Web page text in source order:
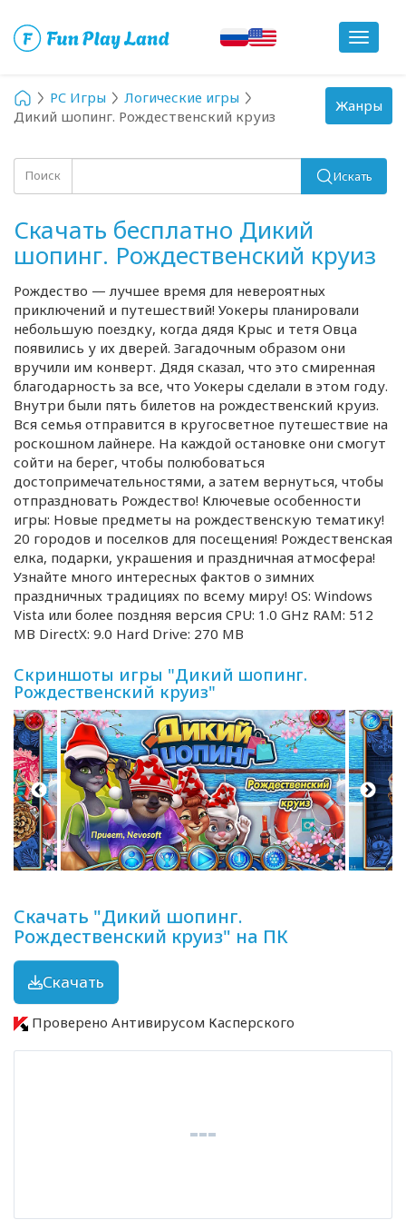
Toggle
PC Игры
Логические игры
Дикий шопинг. Рождественский круиз
Поиск Искать
Скачать бесплатно Дикий
шопинг. Рождественский круиз
Рождество — лучшее время для невероятных
приключений и путешествий! Уокеры планировали
небольшую поездку, когда дядя Крыс и тетя Овца
появились у их дверей. Загадочным образом они
вручили им конверт. Дядя сказал, что это смиренная
благодарность за все, что Уокеры сделали в этом году.
Внутри были пять билетов на рождественский круиз.
Вся семья отправится в кругосветное путешествие на
роскошном лайнере. На каждой остановке они смогут
сойти на берег, чтобы полюбоваться
достопримечательностями, а затем вернуться, чтобы
отпраздновать Рождество! Ключевые особенности
игры: Новые предметы на рождественскую тематику!
20 городов и поселков для посещения! Рождественская
елка, подарки, украшения и праздничная атмосфера!
Узнайте много интересных фактов о зимних
праздничных традициях по всему миру! OS: Windows
Vista или более поздняя версия CPU: 1.0 GHz RAM: 512
MB DirectX: 9.0 Hard Drive: 270 MB
Скриншоты игры "Дикий шопинг.
Рождественский круиз"
Скачать "Дикий шопинг.
Рождественский круиз" на ПК
Скачать
Проверено Антивирусом Касперского
Toggle
navigation
Жанры